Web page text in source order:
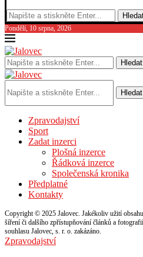
Pondělí, 10 srpna, 2026
Hledat
Hledat
Zpravodajství
Sport
Zadat inzerci
Plošná inzerce
Řádková inzerce
Společenská kronika
Předplatné
Kontakty
Copyright © 2025 Jalovec. Jakékoliv užití
šíření či dalšího zpřístupňování článků a
souhlasu Jalovec, s. r. o. zakázáno.
Zpravodajství